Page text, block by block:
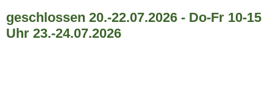
geschlossen 20.-22.07.2026 - Do-Fr 10-15
Uhr 23.-24.07.2026